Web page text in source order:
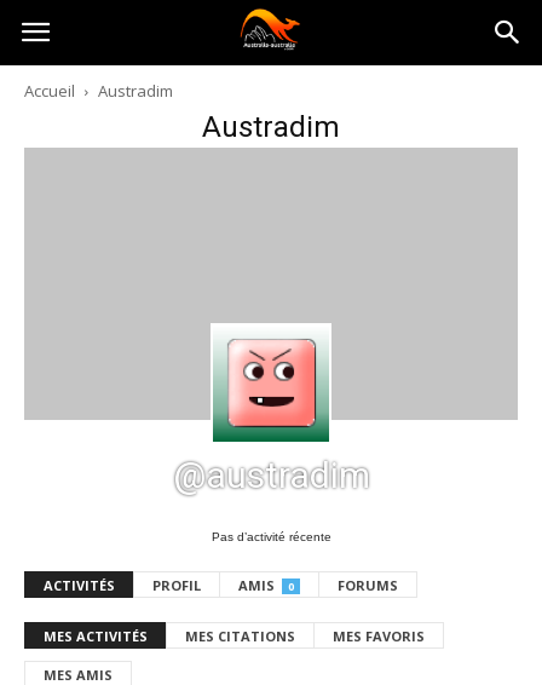
Australia-
australie.com
Accueil Austradim
Austradim
@austradim
Pas d’activité récente
ACTIVITÉS PROFIL AMIS 0 FORUMS
MES ACTIVITÉS MES CITATIONS MES FAVORIS
MES AMIS